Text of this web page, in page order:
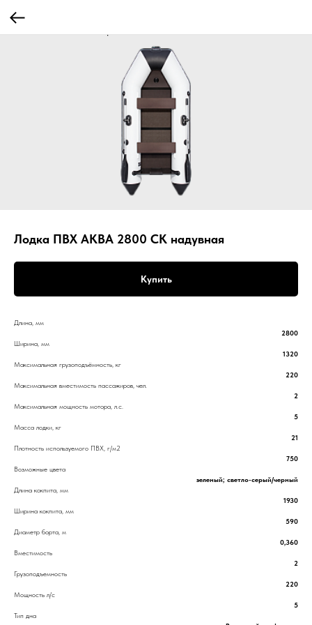
Лодка ПВХ АКВА 2800 СК надувная
Купить
Длина, мм
2800
Ширина, мм
1320
Максимальная грузоподъёмность, кг
220
Максимальная вместимость пассажиров, чел.
2
Максимальная мощность мотора, л.с.
5
Масса лодки, кг
21
Плотность используемого ПВХ, г/м2
750
Возможные цвета
зеленый; светло-серый/черный
Длина кокпита, мм
1930
Ширина кокпита, мм
590
Диаметр борта, м
0,360
Вместимость
2
Грузоподъемность
220
Мощность л/с
5
Тип дна